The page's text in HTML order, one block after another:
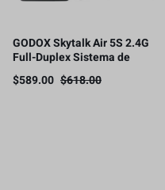
GODOX Skytalk Air 5S 2.4G
Full-Duplex Sistema de
intercomunicación
$618.00
$589.00